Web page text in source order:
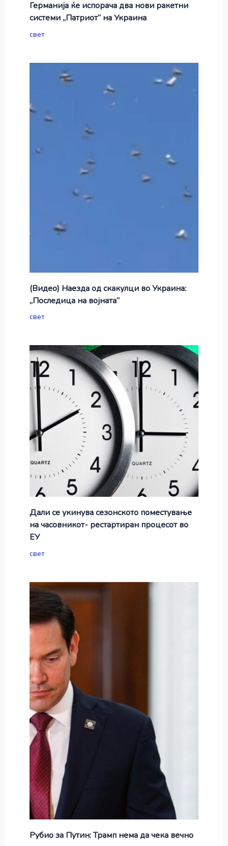
Германија ќе испорача два нови ракетни
системи „Патриот“ на Украина
свет
(Видео) Наезда од скакулци во Украина:
„Последица на војната“
свет
Дали се укинува сезонското поместување
на часовникот- рестартиран процесот во
ЕУ
свет
Рубио за Путин: Трамп нема да чека вечно